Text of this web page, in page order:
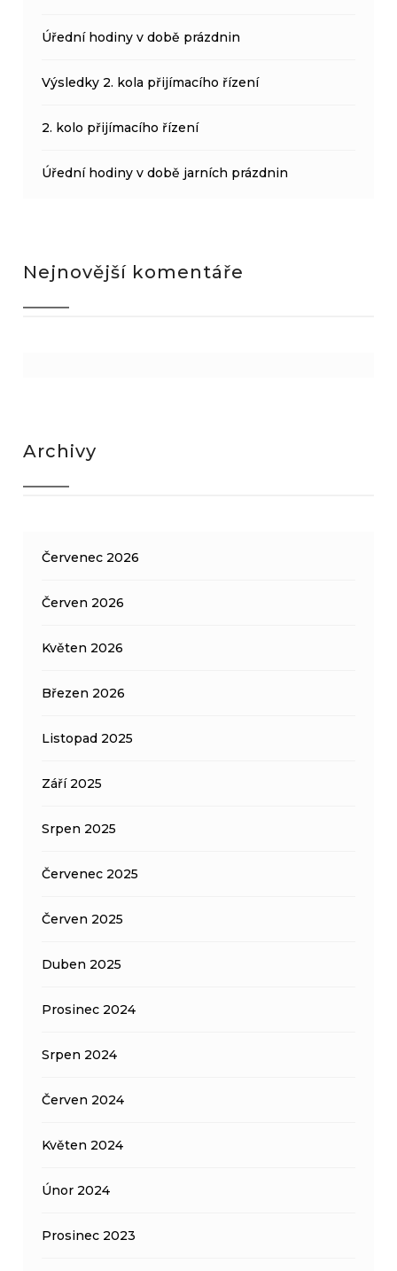
Úřední hodiny v době prázdnin
Výsledky 2. kola přijímacího řízení
2. kolo přijímacího řízení
Úřední hodiny v době jarních prázdnin
Nejnovější komentáře
Archivy
Červenec 2026
Červen 2026
Květen 2026
Březen 2026
Listopad 2025
Září 2025
Srpen 2025
Červenec 2025
Červen 2025
Duben 2025
Prosinec 2024
Srpen 2024
Červen 2024
Květen 2024
Únor 2024
Prosinec 2023